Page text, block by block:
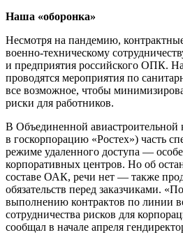
Наша «оборонка»
Несмотря на пандемию,
военно-техническому
и предприятия российского ОПК.
проводятся мероприятия по
все возможное, чтобы
риски для работников.
В Объединенной
в госкорпорацию «Ростех») часть
режиме удаленного доступа —
корпоративных центров. Но об
составе ОАК, речи нет — также
обязательств перед заказчиками.
выполнению контрактов по линии
сотрудничества рисков для
сообщал в начале апреля